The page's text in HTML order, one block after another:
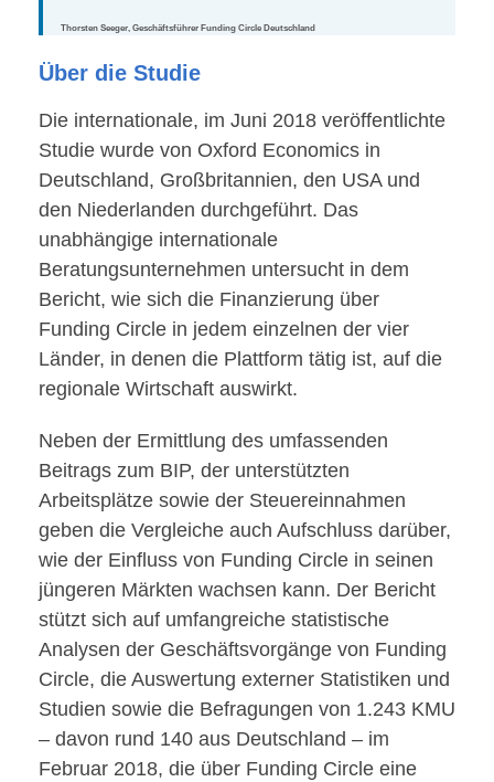
Thorsten Seeger, Geschäftsführer Funding Circle Deutschland
Über die Studie
Die internationale, im Juni 2018 veröffentlichte
Studie wurde von Oxford Economics in
Deutschland, Großbritannien, den USA und
den Niederlanden durchgeführt. Das
unabhängige internationale
Beratungsunternehmen untersucht in dem
Bericht, wie sich die Finanzierung über
Funding Circle in jedem einzelnen der vier
Länder, in denen die Plattform tätig ist, auf die
regionale Wirtschaft auswirkt.
Neben der Ermittlung des umfassenden
Beitrags zum BIP, der unterstützten
Arbeitsplätze sowie der Steuereinnahmen
geben die Vergleiche auch Aufschluss darüber,
wie der Einfluss von Funding Circle in seinen
jüngeren Märkten wachsen kann. Der Bericht
stützt sich auf umfangreiche statistische
Analysen der Geschäftsvorgänge von Funding
Circle, die Auswertung externer Statistiken und
Studien sowie die Befragungen von 1.243 KMU
– davon rund 140 aus Deutschland – im
Februar 2018, die über Funding Circle eine